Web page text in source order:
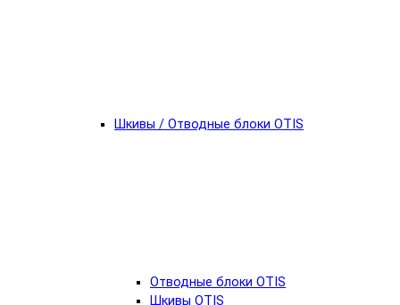
Шкивы / Отводные блоки OTIS
Отводные блоки OTIS
Шкивы OTIS